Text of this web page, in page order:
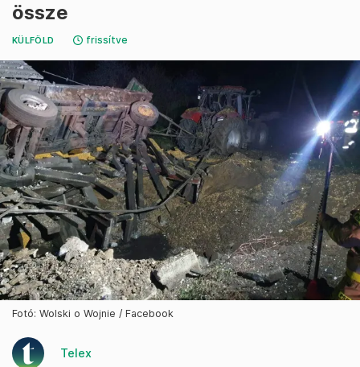
össze
KÜLFÖLD frissítve
Fotó: Wolski o Wojnie / Facebook
Telex